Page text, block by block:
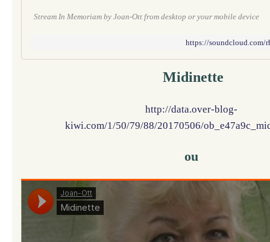
Stream In Memoriam by Joan-Ott from desktop or your mobile device
https://soundcloud.com/
Midinette
http://data.over-blog-
kiwi.com/1/50/79/88/20170506/
ou